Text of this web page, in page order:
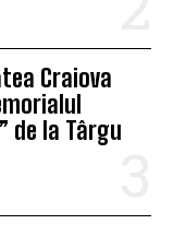
Craiova
de la Târgu